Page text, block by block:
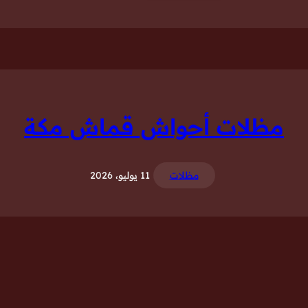
مظلات أحواش قماش مكة
مظلات 11 يوليو، 2026